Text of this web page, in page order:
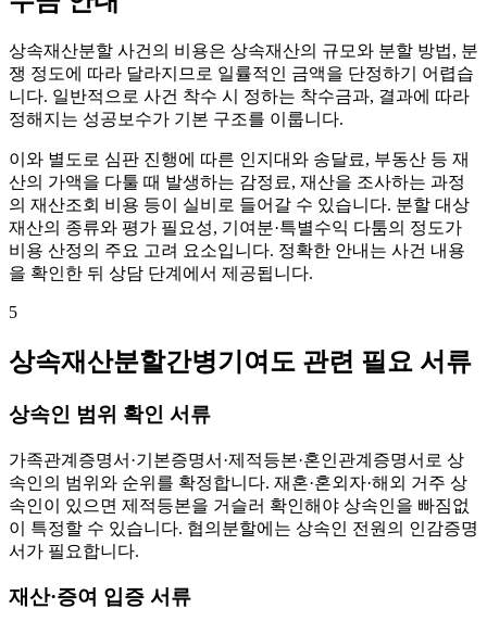
상속재산분할 사건의 비용은 상속재산의 규모와 분할 방법, 분
쟁 정도에 따라 달라지므로 일률적인 금액을 단정하기 어렵습
니다. 일반적으로 사건 착수 시 정하는 착수금과, 결과에 따라
정해지는 성공보수가 기본 구조를 이룹니다.
이와 별도로 심판 진행에 따른 인지대와 송달료, 부동산 등 재
산의 가액을 다툴 때 발생하는 감정료, 재산을 조사하는 과정
의 재산조회 비용 등이 실비로 들어갈 수 있습니다. 분할 대상
재산의 종류와 평가 필요성, 기여분·특별수익 다툼의 정도가
비용 산정의 주요 고려 요소입니다. 정확한 안내는 사건 내용
을 확인한 뒤 상담 단계에서 제공됩니다.
5
상속재산분할간병기여도 관련 필요 서류
상속인 범위 확인 서류
가족관계증명서·기본증명서·제적등본·혼인관계증명서로 상
속인의 범위와 순위를 확정합니다. 재혼·혼외자·해외 거주 상
속인이 있으면 제적등본을 거슬러 확인해야 상속인을 빠짐없
이 특정할 수 있습니다. 협의분할에는 상속인 전원의 인감증명
서가 필요합니다.
재산·증여 입증 서류